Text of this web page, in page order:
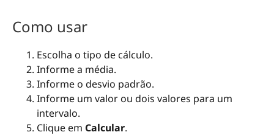
Como usar
Escolha o tipo de cálculo.
Informe a média.
Informe o desvio padrão.
Informe um valor ou dois valores para um
intervalo.
Clique em Calcular.